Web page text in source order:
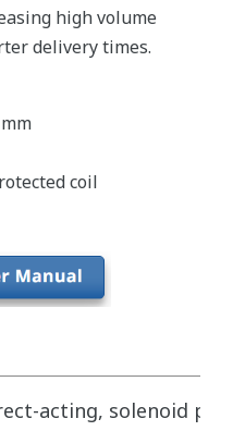
high volume
delivery times.
coil
acting, solenoid